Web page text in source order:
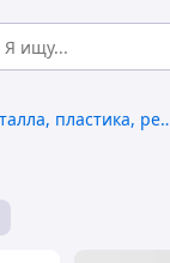
Изделия из